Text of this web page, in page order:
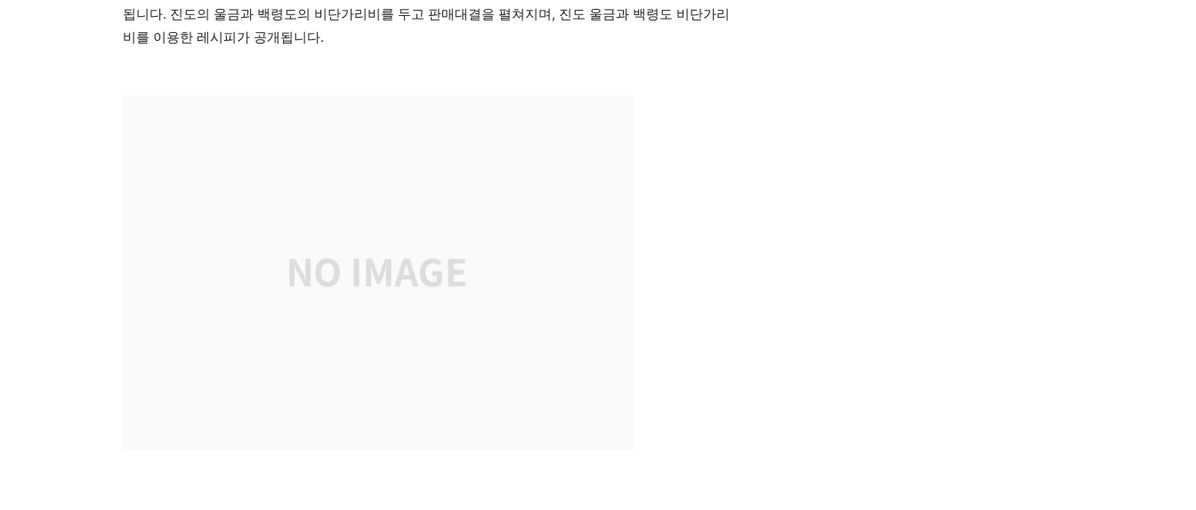
됩니다. 진도의 울금과 백령도의 비단가리비를 두고 판매대결을 펼쳐지며, 진도 울금과 백령도 비단가리
비를 이용한 레시피가 공개됩니다.